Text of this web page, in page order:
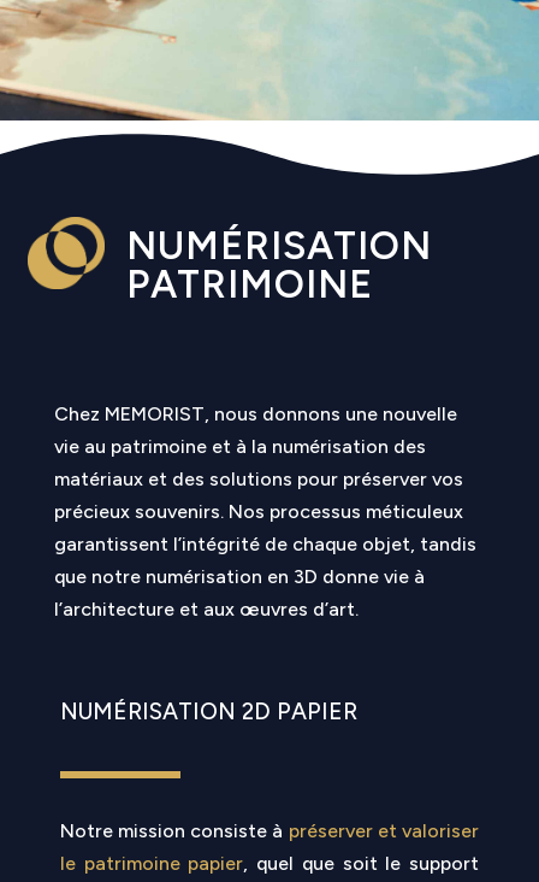
NUMÉRISATION
PATRIMOINE
Chez MEMORIST, nous donnons une nouvelle
vie au patrimoine et à la numérisation des
matériaux et des solutions pour préserver vos
précieux souvenirs. Nos processus méticuleux
garantissent l’intégrité de chaque objet, tandis
que notre numérisation en 3D donne vie à
l’architecture et aux œuvres d’art.
NUMÉRISATION 2D PAPIER
Notre mission consiste à préserver et valoriser
le patrimoine papier, quel que soit le support